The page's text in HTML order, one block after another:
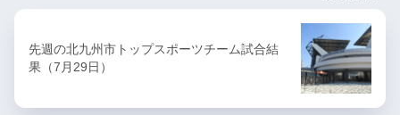
先週の北九州市トップスポーツチーム試合結
果（7月29日）